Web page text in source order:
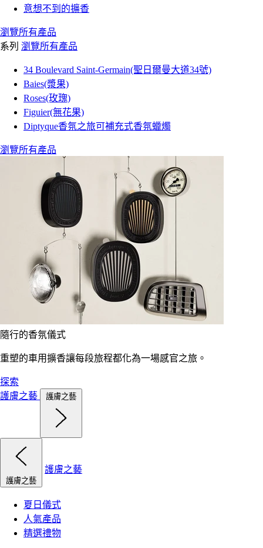
意想不到的擴香
瀏覽所有產品
系列 瀏覽所有產品
34 Boulevard Saint-Germain(聖日爾曼大道34號)
Baies(漿果)
Roses(玫瑰)
Figuier(無花果)
Diptyque香氛之旅可補充式香氛蠟燭
瀏覽所有產品
隨行的香氛儀式
重塑的車用擴香讓每段旅程都化為一場感官之旅。
探索
護膚之藝
護膚之藝
護膚之藝
護膚之藝
夏日儀式
人氣產品
精選禮物